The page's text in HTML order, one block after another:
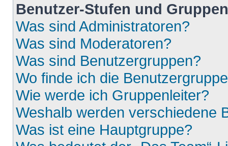
Benutzer-Stufen und Gruppen
Was sind Administratoren?
Was sind Moderatoren?
Was sind Benutzergruppen?
Wo finde ich die
Wie werde ich Gruppenleiter?
Weshalb werden verschiedene
Was ist eine Hauptgruppe?